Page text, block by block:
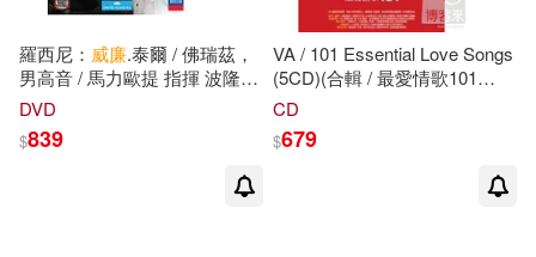
羅西尼： 威廉.泰爾 / 佛瑞茲，
男高音 / 馬力歐提 指揮 波隆納
劇院管弦樂團&合唱團 (藍光
Juan Diego Flórez / Orchestra
e Coro del Teatro Comunale di
Bologna / Conductor Michele
DVD
$839
VA / 101 Essential Love Songs
(5CD)(合輯 / 最愛情歌101
(5CD))
CD
$679